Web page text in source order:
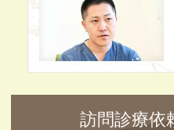
訪問診療依